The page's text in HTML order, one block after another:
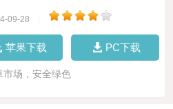
09-28
苹果下载 PC下载
市场，安全绿色